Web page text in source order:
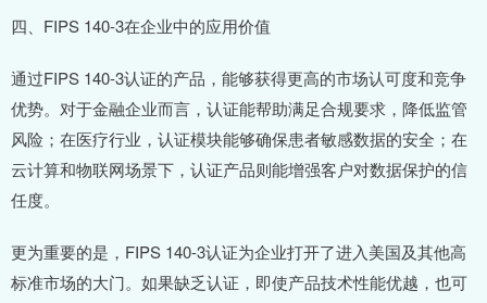
四、FIPS 140-3在企业中的应用价值
通过FIPS 140-3认证的产品，能够获得更高的市场认可度和竞争
优势。对于金融企业而言，认证能帮助满足合规要求，降低监管
风险；在医疗行业，认证模块能够确保患者敏感数据的安全；在
云计算和物联网场景下，认证产品则能增强客户对数据保护的信
任度。
更为重要的是，FIPS 140-3认证为企业打开了进入美国及其他高
标准市场的大门。如果缺乏认证，即使产品技术性能优越，也可